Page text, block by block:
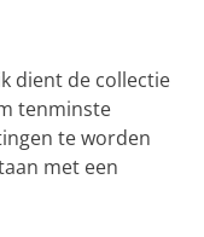
dient de collectie
tenminste
te worden
met een